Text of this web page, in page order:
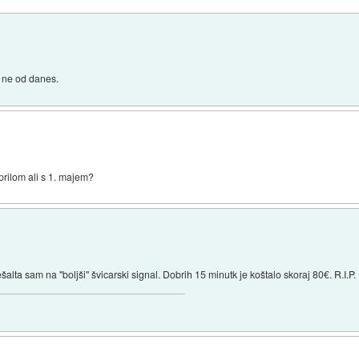
od danes.
ali s 1. majem?
sam na "boljši" švicarski signal. Dobrih 15 minutk je koštalo skoraj 80€. R.I.P.